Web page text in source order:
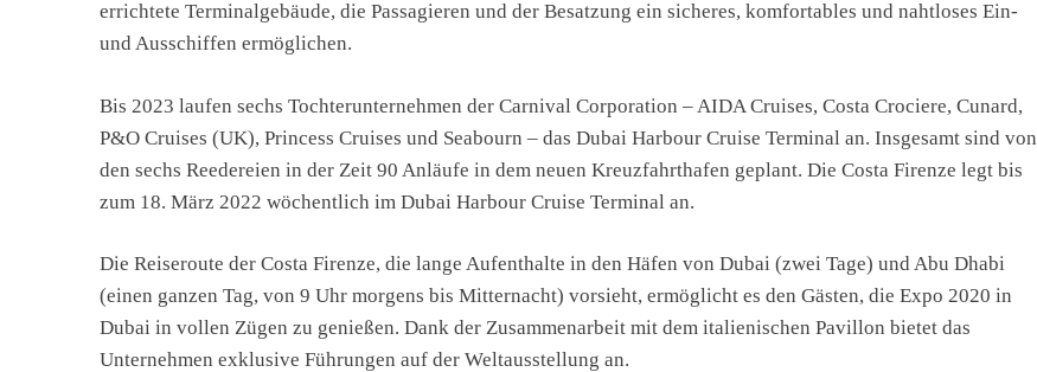
errichtete Terminalgebäude, die Passagieren und der Besatzung ein sicheres, komfortables und nahtloses Ein-
und Ausschiffen ermöglichen.
Bis 2023 laufen sechs Tochterunternehmen der Carnival Corporation – AIDA Cruises, Costa Crociere, Cunard,
P&O Cruises (UK), Princess Cruises und Seabourn – das Dubai Harbour Cruise Terminal an. Insgesamt sind von
den sechs Reedereien in der Zeit 90 Anläufe in dem neuen Kreuzfahrthafen geplant. Die Costa Firenze legt bis
zum 18. März 2022 wöchentlich im Dubai Harbour Cruise Terminal an.
Die Reiseroute der Costa Firenze, die lange Aufenthalte in den Häfen von Dubai (zwei Tage) und Abu Dhabi
(einen ganzen Tag, von 9 Uhr morgens bis Mitternacht) vorsieht, ermöglicht es den Gästen, die Expo 2020 in
Dubai in vollen Zügen zu genießen. Dank der Zusammenarbeit mit dem italienischen Pavillon bietet das
Unternehmen exklusive Führungen auf der Weltausstellung an.